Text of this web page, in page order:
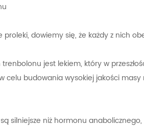
proleki, dowiemy się, że każdy z nich
jest lekiem, który w
celu budowania wysokiej jakości
silniejsze niż hormonu